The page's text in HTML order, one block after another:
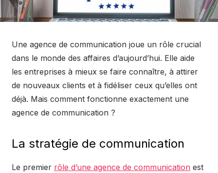
Une agence de communication joue un rôle crucial
dans le monde des affaires d’aujourd’hui. Elle aide
les entreprises à mieux se faire connaître, à attirer
de nouveaux clients et à fidéliser ceux qu’elles ont
déjà. Mais comment fonctionne exactement une
agence de communication ?
La stratégie de communication
Le premier rôle d’une agence de communication est